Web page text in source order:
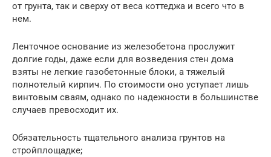
от грунта, так и сверху от веса коттеджа и всего что в
нем.
Ленточное основание из железобетона прослужит
долгие годы, даже если для возведения стен дома
взяты не легкие газобетонные блоки, а тяжелый
полнотелый кирпич. По стоимости оно уступает лишь
винтовым сваям, однако по надежности в большинстве
случаев превосходит их.
Обязательность тщательного анализа грунтов на
стройплощадке;